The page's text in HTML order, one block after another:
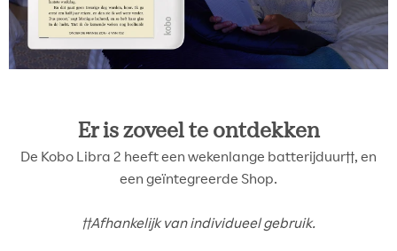
Er is zoveel te ontdekken
De Kobo Libra 2 heeft een wekenlange batterijduur††, en
een geïntegreerde Shop.
††Afhankelijk van individueel gebruik.